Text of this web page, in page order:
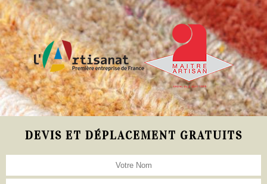
DEVIS ET DÉPLACEMENT GRATUITS